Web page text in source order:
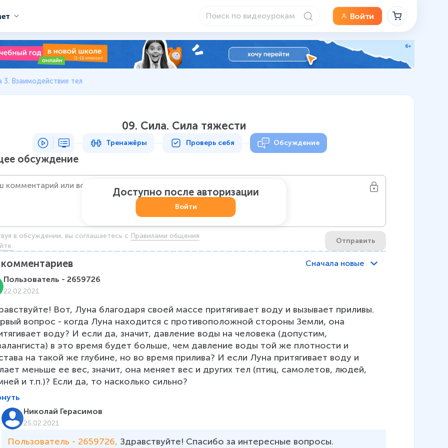
Войти
3. Взаимодействие тел
09. Сила. Сила тяжести
Тренажёры Проверь себя Обсуждение
обсуждение
в обсуждении, вы соглашаетесь c Правилами общения
Отправить
Доступно после авторизации
Войти
комментариев
Сначала новые
Пользователь - 2659726
22.02.2021
Вот, Луна благодаря своей массе притягивает воду и вызывает приливы.
вопрос - когда Луна находится с противоположной стороны Земли, она
воду? И если да, значит, давление воды на человека (допустим,
в это время будет больше, чем давление воды той же плотности и
на такой же глубине, но во время прилива? И если Луна притягивает воду и
меньше ее вес, значит, она меняет вес и других тел (птиц, самолетов, людей,
и т.п.)? Если да, то насколько сильно?
Николай Герасимов
25.02.2021
Пользователь - 2659726, Здравствуйте! Спасибо за интересные вопросы.